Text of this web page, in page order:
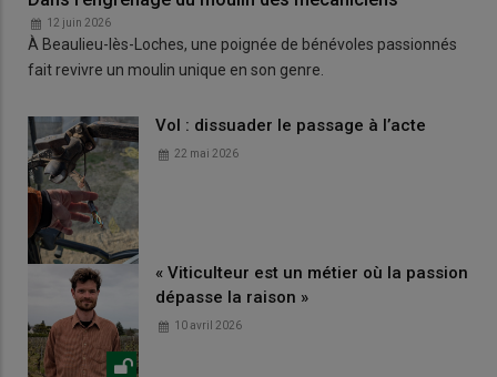
12 juin 2026
À Beaulieu-lès-Loches, une poignée de bénévoles passionnés
fait revivre un moulin unique en son genre.
Vol : dissuader le passage à l’acte
22 mai 2026
« Viticulteur est un métier où la passion
dépasse la raison »
10 avril 2026